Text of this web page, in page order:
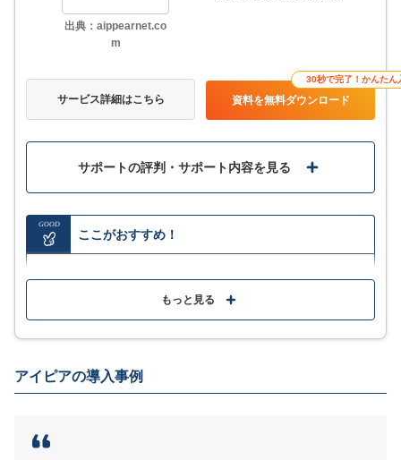
出典：aippearnet.co
m
30秒で完了！かんたん
資料を無料ダウンロード
サービス詳細はこちら
サポートの評判・サポート内容を見る
GOOD
ここがおすすめ！
過去の工事案件や問い合わせ履歴機能など、必要な情
現場や外出先からでも顧客情報の確認が行え、スムー
もっと見る
アイピアの導入事例